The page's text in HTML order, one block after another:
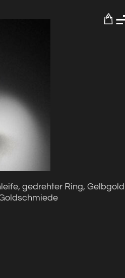
0
gedrehter Ring, Gelbgold